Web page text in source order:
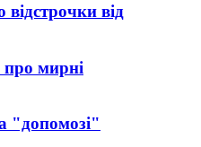
від
про мирні
"допомозі"